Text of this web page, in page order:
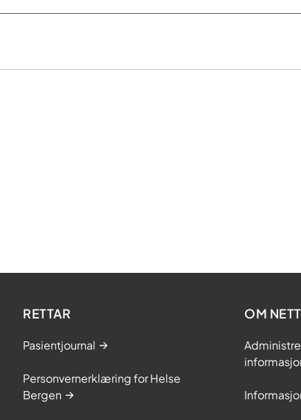
RETTAR
Pasientjournal
Personvernerklæring for Helse
Bergen
OM